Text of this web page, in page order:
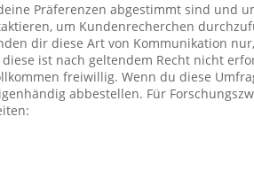
Präferenzen abgestimmt sind und
um Kundenrecherchen
dir diese Art von Kommunikation
ist nach geltendem Recht nicht
freiwillig. Wenn du diese
abbestellen. Für